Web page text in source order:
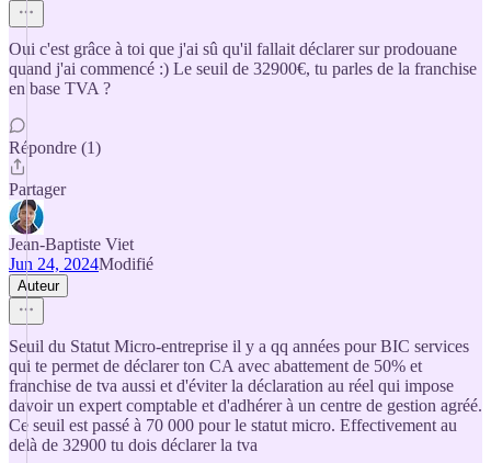
Oui c'est grâce à toi que j'ai sû qu'il fallait déclarer sur prodouane
quand j'ai commencé :) Le seuil de 32900€, tu parles de la franchise
en base TVA ?
Répondre (1)
Partager
Jean-Baptiste Viet
Jun 24, 2024Modifié
Auteur
Seuil du Statut Micro-entreprise il y a qq années pour BIC services
qui te permet de déclarer ton CA avec abattement de 50% et
franchise de tva aussi et d'éviter la déclaration au réel qui impose
davoir un expert comptable et d'adhérer à un centre de gestion agréé.
Ce seuil est passé à 70 000 pour le statut micro. Effectivement au
delà de 32900 tu dois déclarer la tva